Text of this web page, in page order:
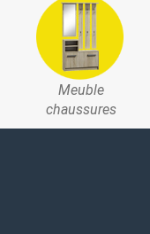
Meuble
chaussures